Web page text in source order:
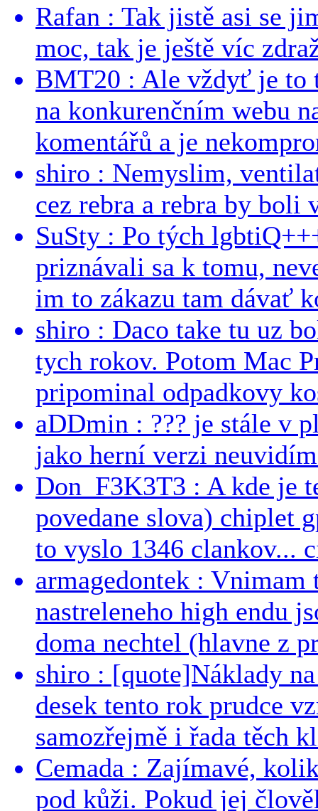
Rafan : Tak jistě asi se
moc, tak je ještě víc
BMT20 : Ale vždyť je to
na konkurenčním webu
komentářů a je
shiro : Nemyslim,
cez rebra a rebra by boli
SuSty : Po tých
priznávali sa k tomu,
im to zákazu tam dávať
shiro : Daco take tu uz
tych rokov. Potom Mac
pripominal odpadkovy
aDDmin : ??? je stále v
jako herní verzi
Don_F3K3T3 : A kde je
povedane slova) chiplet
to vyslo 1346 clankov...
armagedontek : Vnimam
nastreleneho high endu
doma nechtel (hlavne z
shiro : [quote]Náklady
desek tento rok prudce
samozřejmě i řada těch
Cemada : Zajímavé,
pod kůži. Pokud jej